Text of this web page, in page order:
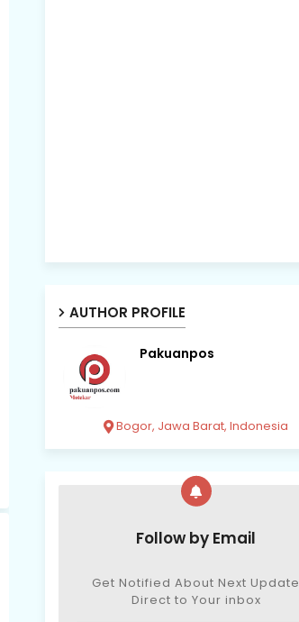
AUTHOR PROFILE
Pakuanpos
Bogor, Jawa Barat, Indonesia
Follow by Email
Get Notified About Next Update
Direct to Your inbox